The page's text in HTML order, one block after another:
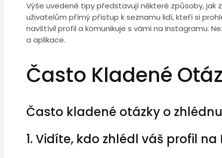
Výše uvedené tipy představují některé způsoby, jak
uživatelům přímý přístup k seznamu lidí, kteří si
navštívil profil a komunikuje s vámi na Instagramu.
a aplikace.
Často Kladené
Často kladené otázky o
1. Vidíte, kdo zhlédl váš profil